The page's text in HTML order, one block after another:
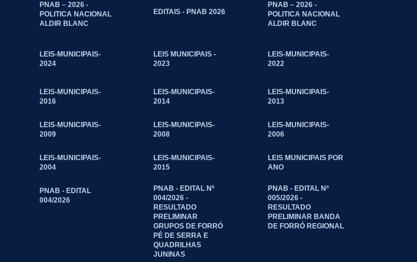
PNAB – 2026 -
POLITICA NACIONAL
ALDIR BLANC
EDITAIS - PNAB 2026
PNAB – 2026 -
POLITICA NACIONAL
ALDIR BLANC
LEIS-MUNICIPAIS-
2024
LEIS MUNICIPAIS -
2023
LEIS-MUNICIPAIS-
2022
LEIS-MUNICIPAIS-
2016
LEIS-MUNICIPAIS-
2014
LEIS-MUNICIPAIS-
2013
LEIS-MUNICIPAIS-
2009
LEIS-MUNICIPAIS-
2008
LEIS-MUNICIPAIS-
2006
LEIS-MUNICIPAIS-
2004
LEIS-MUNICIPAIS-
2015
LEIS MUNICIPAIS POR
ANO
PNAB - EDITAL
004/2026
PNAB - EDITAL Nº
004/2026 -
RESULTADO
PRELIMINAR
GRUPOS DE FORRÓ
PÉ DE SERRA E
QUADRILHAS
JUNINAS
PNAB - EDITAL Nº
005/2026 -
RESULTADO
PRELIMINAR BANDA
DE FORRÓ REGIONAL